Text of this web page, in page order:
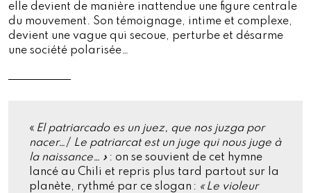
elle devient de manière inattendue une figure centrale
du mouvement. Son témoignage, intime et complexe,
devient une vague qui secoue, perturbe et désarme
une société polarisée…
« El patriarcado es un juez, que nos juzga por
nacer…/ Le patriarcat est un juge qui nous juge à
la naissance… » : on se souvient de cet hymne
lancé au Chili et repris plus tard partout sur la
planète, rythmé par ce slogan : « Le violeur